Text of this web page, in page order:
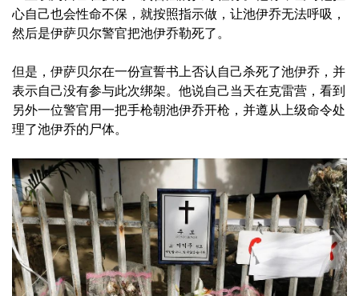
心自己也会性命不保，就按照指示做，让池伊乔无法呼吸，
然后是伊萨贝尔警官把池伊乔勒死了。
但是，伊萨贝尔在一份宣誓书上否认自己杀死了池伊乔，并
表示自己没有参与此次绑架。他说自己当天在克雷营，看到
另外一位警官用一把手枪朝池伊乔开枪，并遵从上级命令处
理了池伊乔的尸体。